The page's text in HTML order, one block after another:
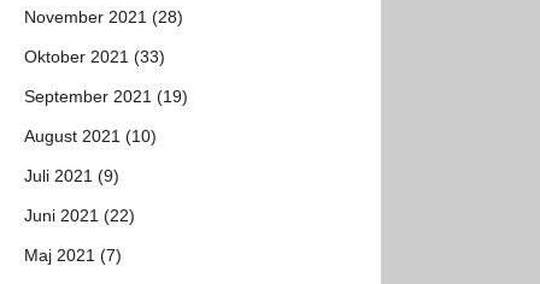
November 2021 (28)
Oktober 2021 (33)
September 2021 (19)
August 2021 (10)
Juli 2021 (9)
Juni 2021 (22)
Maj 2021 (7)